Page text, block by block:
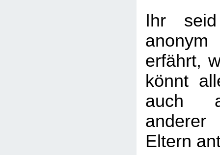
Ihr
erfährt,
könnt
auch
Eltern